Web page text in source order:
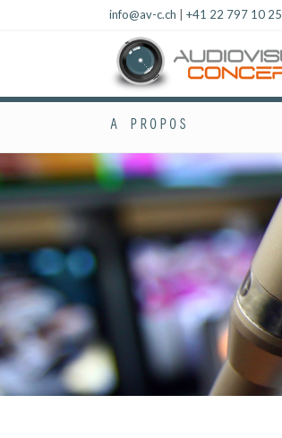
info@av-c.ch +41 22 797 10 25
A PROPOS